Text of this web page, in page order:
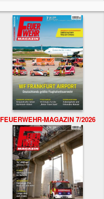
FEUERWEHR-MAGAZIN 7/2026